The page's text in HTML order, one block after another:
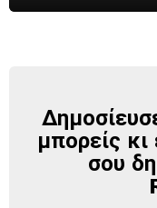
ΣΤΟΝ
ΡΩΜΗΌ
μπορείς
σου